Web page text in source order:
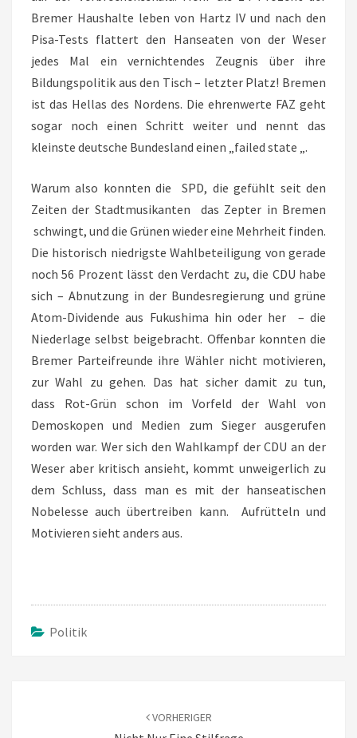
Bremer Haushalte leben von Hartz IV und nach den
Pisa-Tests flattert den Hanseaten von der Weser
jedes Mal ein vernichtendes Zeugnis über ihre
Bildungspolitik aus den Tisch – letzter Platz! Bremen
ist das Hellas des Nordens. Die ehrenwerte FAZ geht
sogar noch einen Schritt weiter und nennt das
kleinste deutsche Bundesland einen „failed state „.
Warum also konnten die SPD, die gefühlt seit den
Zeiten der Stadtmusikanten das Zepter in Bremen
schwingt, und die Grünen wieder eine Mehrheit finden.
Die historisch niedrigste Wahlbeteiligung von gerade
noch 56 Prozent lässt den Verdacht zu, die CDU habe
sich – Abnutzung in der Bundesregierung und grüne
Atom-Dividende aus Fukushima hin oder her – die
Niederlage selbst beigebracht. Offenbar konnten die
Bremer Parteifreunde ihre Wähler nicht motivieren,
zur Wahl zu gehen. Das hat sicher damit zu tun,
dass Rot-Grün schon im Vorfeld der Wahl von
Demoskopen und Medien zum Sieger ausgerufen
worden war. Wer sich den Wahlkampf der CDU an der
Weser aber kritisch ansieht, kommt unweigerlich zu
dem Schluss, dass man es mit der hanseatischen
Nobelesse auch übertreiben kann. Aufrütteln und
Motivieren sieht anders aus.
Politik
VORHERIGER